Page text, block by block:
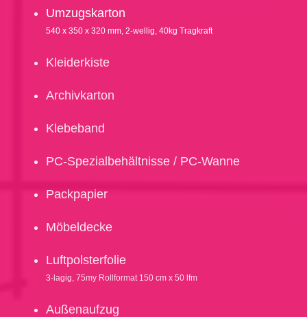
Umzugskarton
540 x 350 x 320 mm, 2-wellig, 40kg Tragkraft
Kleiderkiste
Archivkarton
Klebeband
PC-Spezialbehältnisse / PC-Wanne
Packpapier
Möbeldecke
Luftpolsterfolie
3-lagig, 75my Rollformat 150 cm x 50 lfm
Außenaufzug